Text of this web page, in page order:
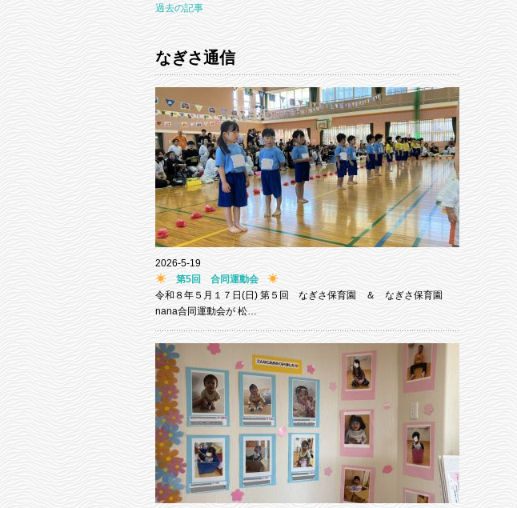
過去の記事
なぎさ通信
2026-5-19
第5回 合同運動会
令和８年５月１７日(日) 第５回 なぎさ保育園 ＆ なぎさ保育園
nana合同運動会が 松…